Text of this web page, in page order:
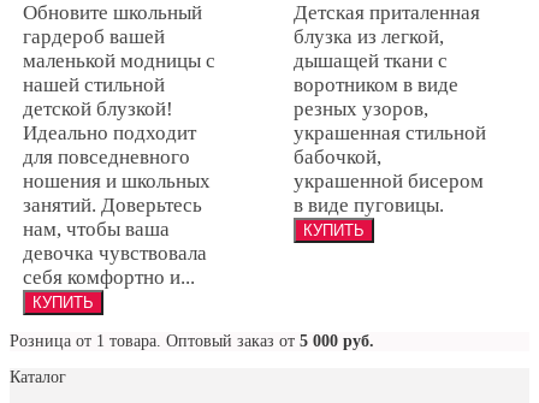
Обновите школьный
гардероб вашей
маленькой модницы с
нашей стильной
детской блузкой!
Идеально подходит
для повседневного
ношения и школьных
занятий. Доверьтесь
нам, чтобы ваша
девочка чувствовала
себя комфортно и...
Детская приталенная
блузка из легкой,
дышащей ткани с
воротником в виде
резных узоров,
украшенная стильной
бабочкой,
украшенной бисером
в виде пуговицы.
Розница от 1 товара. Оптовый заказ от 5 000 руб.
Каталог